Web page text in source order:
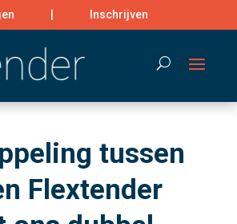
Inschrijven
Search
tussen
Flextender